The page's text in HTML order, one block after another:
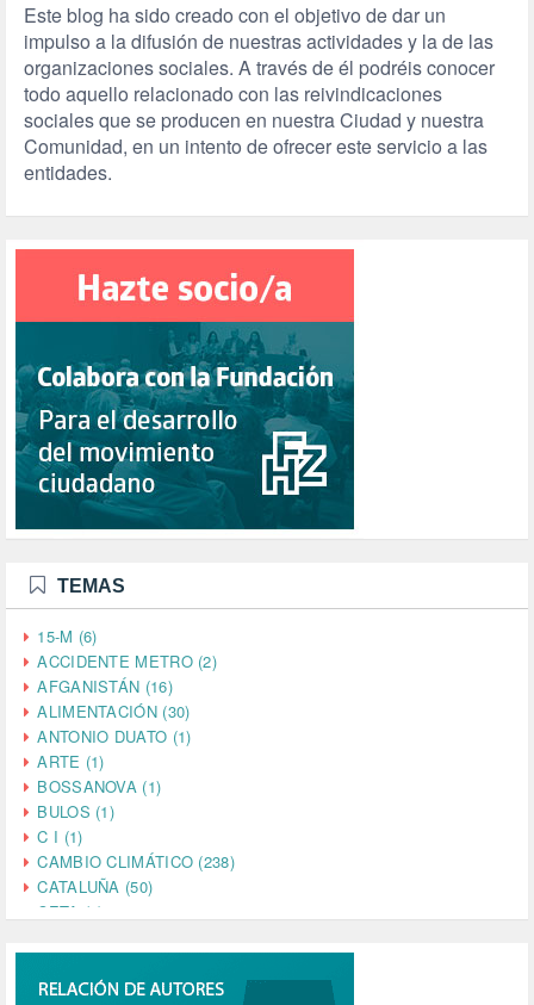
Este blog ha sido creado con el objetivo de dar un
impulso a la difusión de nuestras actividades y la de las
organizaciones sociales. A través de él podréis conocer
todo aquello relacionado con las reivindicaciones
sociales que se producen en nuestra Ciudad y nuestra
Comunidad, en un intento de ofrecer este servicio a las
entidades.
TEMAS
15-M (6)
ACCIDENTE METRO (2)
AFGANISTÁN (16)
ALIMENTACIÓN (30)
ANTONIO DUATO (1)
ARTE (1)
BOSSANOVA (1)
BULOS (1)
C I (1)
CAMBIO CLIMÁTICO (238)
CATALUÑA (50)
CETA (2)
CINE (35)